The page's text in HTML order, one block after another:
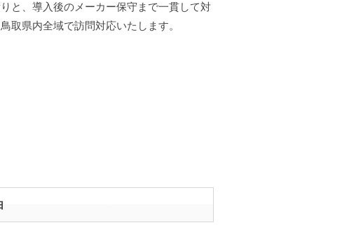
と、導入後のメーカー保守まで一貫して対
取県内全域で訪問対応いたします。